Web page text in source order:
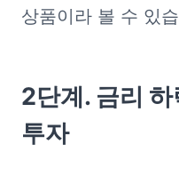
상품이라 볼 수 있
2단계. 금리 하
투자